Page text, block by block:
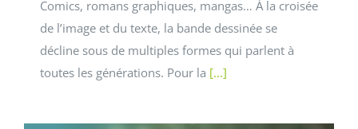
Comics, romans graphiques, mangas… À la croisée
de l’image et du texte, la bande dessinée se
décline sous de multiples formes qui parlent à
toutes les générations. Pour la [...]